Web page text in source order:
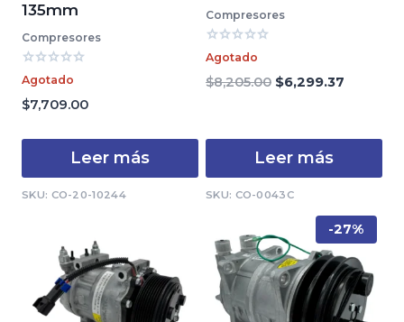
135mm
Compresores
Valorado
con
0
de
Agotado
$7,709.00
Leer más
SKU: CO-20-10244
Compresores
Valorado
con
0
de
Agotado
$8,205.00 El
era:
$8,205.00.
$6,299.37
es:
Leer más
SKU: CO-0043C
-27%